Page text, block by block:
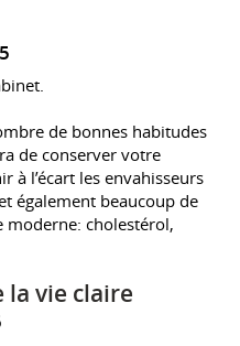
de bonnes habitudes
de conserver votre
à l’écart les envahisseurs
également beaucoup de
moderne: cholestérol,
la vie claire